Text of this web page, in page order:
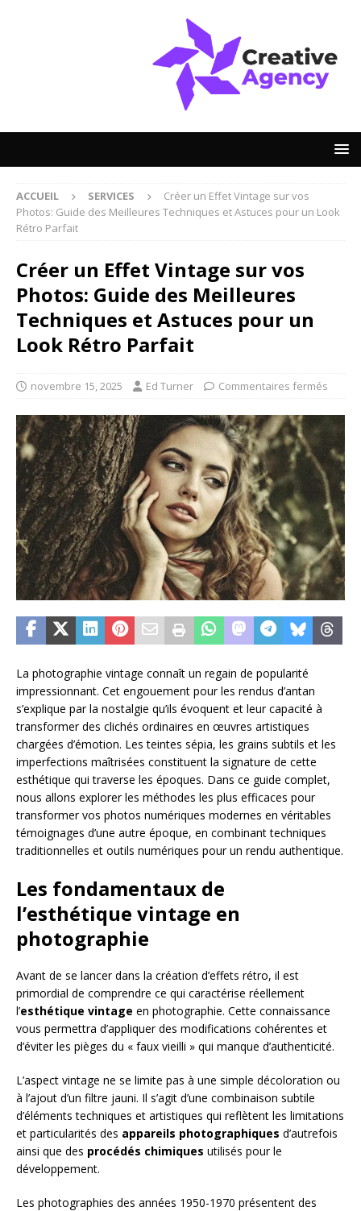
ACCUEIL SERVICES
Créer un Effet Vintage sur vos
Photos: Guide des Meilleures Techniques et Astuces pour un Look
Rétro Parfait
Créer un Effet Vintage sur vos
Photos: Guide des Meilleures
Techniques et Astuces pour un
Look Rétro Parfait
novembre 15, 2025 Ed Turner Commentaires fermés
La photographie vintage connaît un regain de popularité
impressionnant. Cet engouement pour les rendus d’antan
s’explique par la nostalgie qu’ils évoquent et leur capacité à
transformer des clichés ordinaires en œuvres artistiques
chargées d’émotion. Les teintes sépia, les grains subtils et les
imperfections maîtrisées constituent la signature de cette
esthétique qui traverse les époques. Dans ce guide complet,
nous allons explorer les méthodes les plus efficaces pour
transformer vos photos numériques modernes en véritables
témoignages d’une autre époque, en combinant techniques
traditionnelles et outils numériques pour un rendu authentique.
Les fondamentaux de
l’esthétique vintage en
photographie
Avant de se lancer dans la création d’effets rétro, il est
primordial de comprendre ce qui caractérise réellement
l’esthétique vintage en photographie. Cette connaissance
vous permettra d’appliquer des modifications cohérentes et
d’éviter les pièges du « faux vieilli » qui manque d’authenticité.
L’aspect vintage ne se limite pas à une simple décoloration ou
à l’ajout d’un filtre jauni. Il s’agit d’une combinaison subtile
d’éléments techniques et artistiques qui reflètent les limitations
et particularités des appareils photographiques d’autrefois
ainsi que des procédés chimiques utilisés pour le
développement.
Les photographies des années 1950-1970 présentent des